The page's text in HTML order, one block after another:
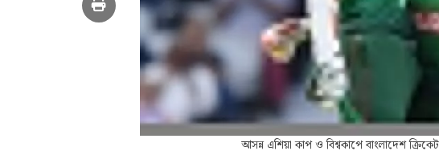
আসন্ন এশিয়া কাপ ও বিশ্বকাপে বাংলাদেশ